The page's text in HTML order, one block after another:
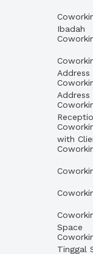
Ibadah
Address
Address
with
Space
Tinggal